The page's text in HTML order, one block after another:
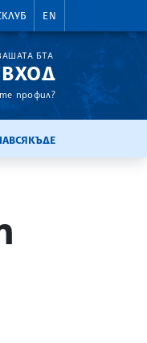
EN
БТА
ВХОД
профил?